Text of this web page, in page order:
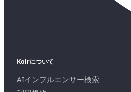
Kolrについて
AIインフルエンサー検索